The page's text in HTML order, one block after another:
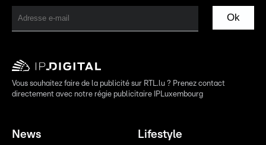
Ok
Vous souhaitez faire de la publicité sur RTL.lu ? Prenez contact
directement avec notre régie publicitaire IPLuxembourg
News Lifestyle